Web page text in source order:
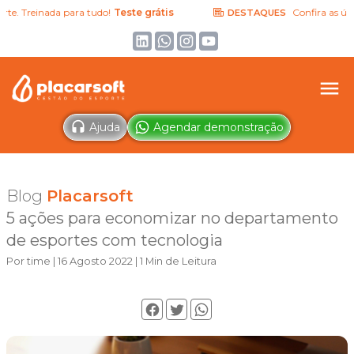
para tudo! Teste grátis DESTAQUES Confira as
Ajuda Agendar demonstração
Blog Placarsoft
5 ações para economizar no departamento
de esportes com tecnologia
Por time | 16 Agosto 2022 | 1 Min de Leitura